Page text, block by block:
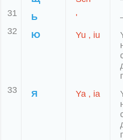
31
Ь '
32
Ю Yu , iu
33 Я Ya , ia